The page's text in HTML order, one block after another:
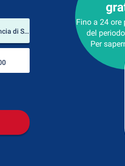
Tobías Bolaños International Airport (Provincia di San José / Costarica)
Luogo del noleggioFino a 24
del
Per